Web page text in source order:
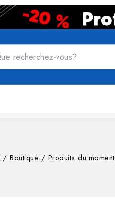
/ Boutique / Produits du moment